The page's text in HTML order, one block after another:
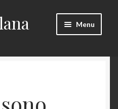
Menu